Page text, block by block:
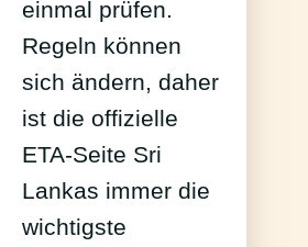
einmal prüfen.
Regeln können
sich ändern, daher
ist die offizielle
ETA-Seite Sri
Lankas immer die
wichtigste